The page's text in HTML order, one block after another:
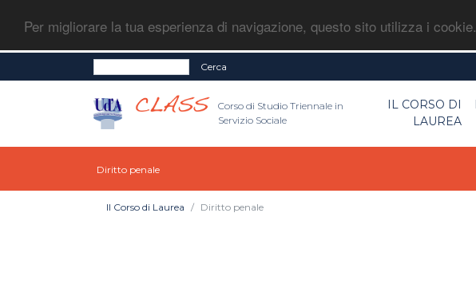
Per migliorare la tua esperienza di navigazione, questo sito utilizza i cookie.
Cerca
Corso di Studio Triennale in
Servizio Sociale
IL CORSO DI
LAUREA
Diritto penale
Il Corso di Laurea Diritto penale